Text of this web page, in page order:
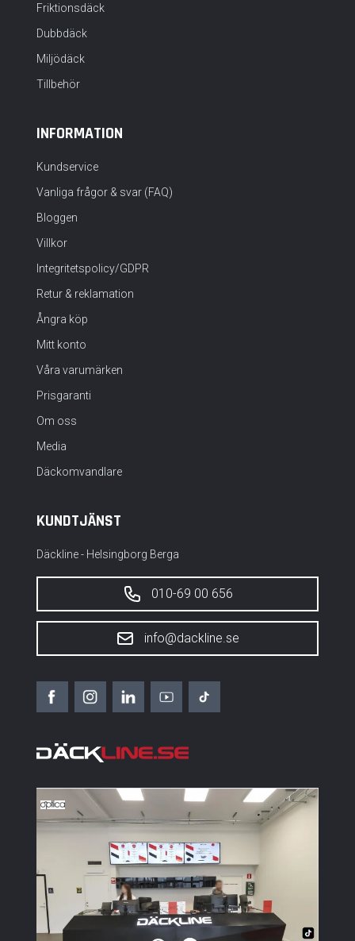
Friktionsdäck
Dubbdäck
Miljödäck
Tillbehör
INFORMATION
Kundservice
Vanliga frågor & svar (FAQ)
Bloggen
Villkor
Integritetspolicy/GDPR
Retur & reklamation
Ångra köp
Mitt konto
Våra varumärken
Prisgaranti
Om oss
Media
Däckomvandlare
KUNDTJÄNST
Däckline - Helsingborg Berga
010-69 00 656
info@dackline.se